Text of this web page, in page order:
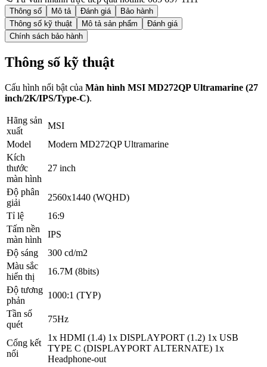
Thông số Mô tả Đánh giá
Bảo hành
Thông số kỹ thuật
Mô tả sản phẩm
Đánh giá
Chính sách bảo hành
Thông số kỹ thuật
Cấu hình nổi bật của Màn hình MSI MD272QP Ultramarine (27
inch/2K/IPS/Type-C).
Hãng sản
xuất
MSI
Model
Modern MD272QP Ultramarine
Kích
thước
màn hình
27 inch
Độ phân
giải
2560x1440 (WQHD)
Tỉ lệ
16:9
Tấm nền
màn hình
IPS
Độ sáng
300 cd/m2
Màu sắc
hiển thị
16.7M (8bits)
Độ tương
phản
1000:1 (TYP)
Tần số
quét
75Hz
Cổng kết
nối
1x HDMI (1.4) 1x DISPLAYPORT (1.2) 1x USB
TYPE C (DISPLAYPORT ALTERNATE) 1x
Headphone-out